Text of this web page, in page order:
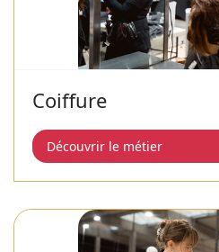
Coiffure
Découvrir le métier